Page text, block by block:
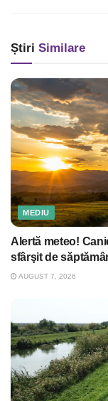
Știri Similare
MEDIU
Alertă meteo!
sfârşit de
AUGUST 7, 2026